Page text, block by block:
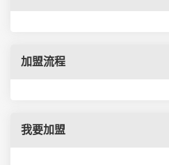
加盟流程
我要加盟